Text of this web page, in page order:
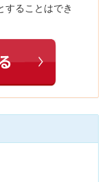
することはでき